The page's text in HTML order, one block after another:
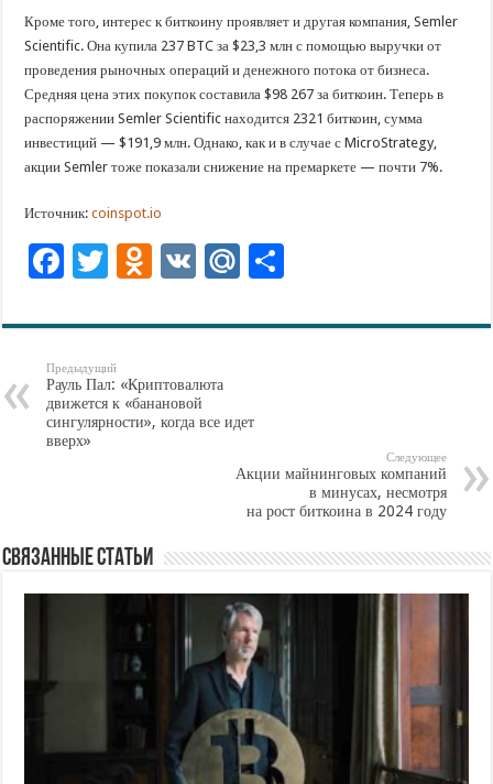
Кроме того, интерес к биткоину проявляет и другая компания, Semler
Scientific. Она купила 237 BTC за $23,3 млн с помощью выручки от
проведения рыночных операций и денежного потока от бизнеса.
Средняя цена этих покупок составила $98 267 за биткоин. Теперь в
распоряжении Semler Scientific находится 2321 биткоин, сумма
инвестиций — $191,9 млн. Однако, как и в случае с MicroStrategy,
акции Semler тоже показали снижение на премаркете — почти 7%.
Источник: coinspot.io
F
e
b
o
o
T
tt
er
O
n
kl
as
ki
V
M
l.
ра
Предыдущий
Рауль Пал: «Криптовалюта
движется к «банановой
сингулярности», когда все идет
вверх»
Следующее
Акции майнинговых компаний
в минусах, несмотря
на рост биткоина в 2024 году
Связанные статьи